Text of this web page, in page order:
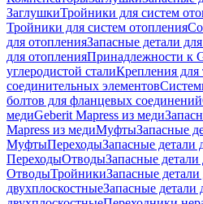
ЗаглушкиТройники для систем
Тройники для систем отопления
для отопленияЗапасные детали
для отопленияПринадлежности к
углеродистой сталиКрепления для
соединительных элементов
болтов для фланцевых соединений
медиGeberit Mapress из меди
Mapress из медиМуфтыЗапасные
МуфтыПереходыЗапасные детали
ПереходыОтводыЗапасные детали
ОтводыТройникиЗапасные
двухплоскостныеЗапасные детали